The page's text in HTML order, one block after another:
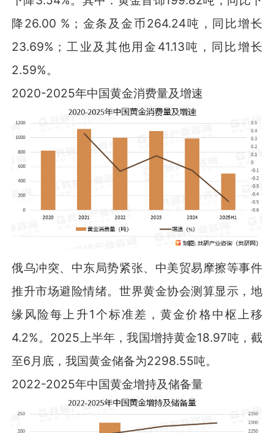
降26.00 %；金条及金币264.24吨，同比增长
23.69%；工业及其他用金41.13吨，同比增长
2.59%。
2020-2025年中国黄金消费量及增速
俄乌冲突、中东局势紧张、中美贸易摩擦等事件
推升市场避险情绪。世界黄金协会测算显示，地
缘风险每上升1个标准差，黄金价格中枢上移
4.2%。2025上半年，我国增持黄金18.97吨，截
至6月底，我国黄金储备为2298.55吨。
2022-2025年中国黄金增持及储备量